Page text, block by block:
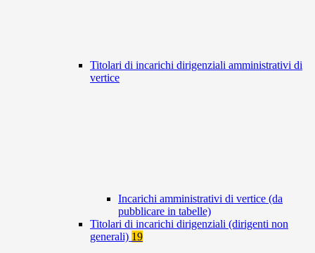
Titolari di incarichi dirigenziali amministrativi di
vertice
Incarichi amministrativi di vertice (da
pubblicare in tabelle)
Titolari di incarichi dirigenziali (dirigenti non
generali) 19